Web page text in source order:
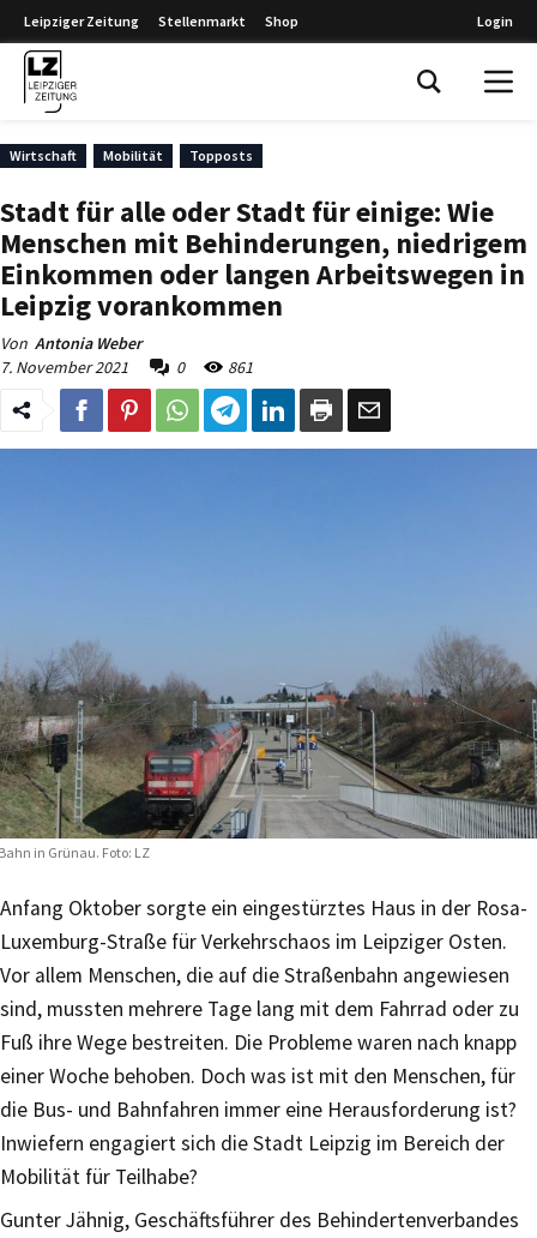
Leipziger Zeitung Stellenmarkt Shop Login
Wirtschaft Mobilität Topposts
Stadt für alle oder Stadt für einige: Wie
Menschen mit Behinderungen, niedrigem
Einkommen oder langen Arbeitswegen in
Leipzig vorankommen
Von Antonia Weber
7. November 2021
0 861
in Grünau. Foto: LZ
Anfang Oktober sorgte ein eingestürztes Haus in der Rosa-
Luxemburg-Straße für Verkehrschaos im Leipziger Osten.
Vor allem Menschen, die auf die Straßenbahn angewiesen
sind, mussten mehrere Tage lang mit dem Fahrrad oder zu
Fuß ihre Wege bestreiten. Die Probleme waren nach knapp
einer Woche behoben. Doch was ist mit den Menschen, für
die Bus- und Bahnfahren immer eine Herausforderung ist?
Inwiefern engagiert sich die Stadt Leipzig im Bereich der
Mobilität für Teilhabe?
Gunter Jähnig, Geschäftsführer des Behindertenverbandes